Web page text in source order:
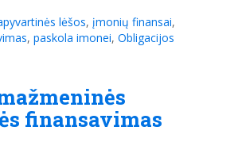
lėšos, įmonių finansai,
, paskola imonei, Obligacijos
finansavimas